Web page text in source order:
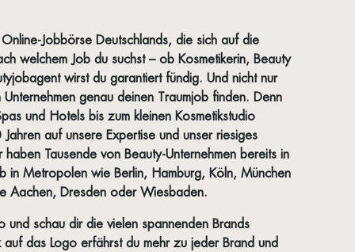
Jobbörse Deutschlands, die sich auf die
welchem Job du suchst – ob Kosmetikerin, Beauty
wirst du garantiert fündig. Und nicht nur
genau deinen Traumjob finden. Denn
und Hotels bis zum kleinen Kosmetikstudio
auf unsere Expertise und unser riesiges
Tausende von Beauty-Unternehmen bereits in
in Metropolen wie Berlin, Hamburg, Köln, München
Aachen, Dresden oder Wiesbaden.
und schau dir die vielen spannenden Brands
das Logo erfährst du mehr zu jeder Brand und